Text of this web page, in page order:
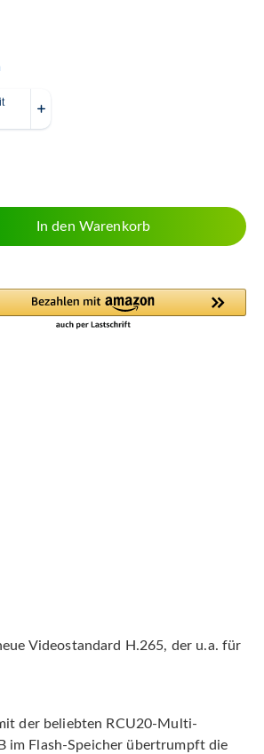
gewünschten Wert ein
In den Warenkorb
Videostandard H.265, der u.a. für
der beliebten RCU20-Multi-
im Flash-Speicher übertrumpft die